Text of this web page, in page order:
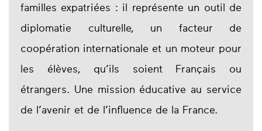
familles expatriées : il représente un outil de
diplomatie culturelle, un facteur de
coopération internationale et un moteur pour
les élèves, qu’ils soient Français ou
étrangers. Une mission éducative au service
de l’avenir et de l’influence de la France.